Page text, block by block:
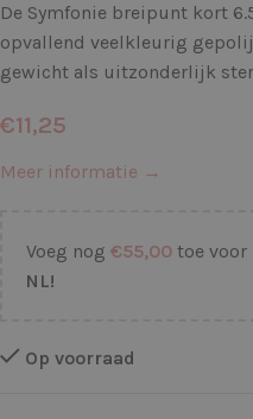
De Symfonie breipunt kort
opvallend veelkleurig
gewicht als uitzonderlijk
€11,25
Meer informatie →
Voeg nog €55,00 toe voor
NL!
Op voorraad